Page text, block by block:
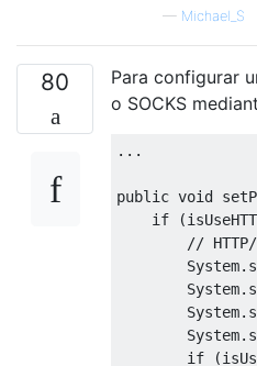
— Michael_S
80
Para configurar
o SOCKS
...
public void
if
(
// HTTP/
System.
System.
System.
System.
if
(